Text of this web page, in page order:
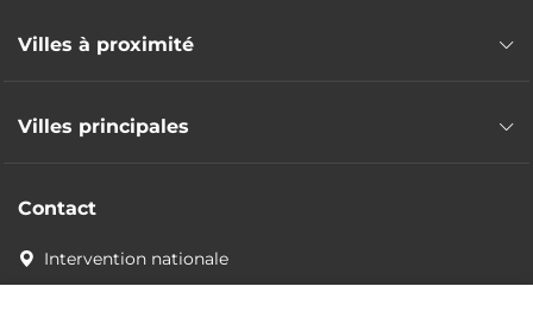
Villes à proximité
Monte escalier Vaugneray
Monte escalier Soucieu-en-Jarrest
Villes principales
Monte escalier Villeurbanne
Contact
Intervention nationale